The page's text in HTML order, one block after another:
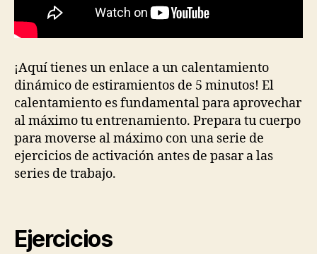
¡Aquí tienes un enlace a un calentamiento
dinámico de estiramientos de 5 minutos! El
calentamiento es fundamental para aprovechar
al máximo tu entrenamiento. Prepara tu cuerpo
para moverse al máximo con una serie de
ejercicios de activación antes de pasar a las
series de trabajo.
Ejercicios